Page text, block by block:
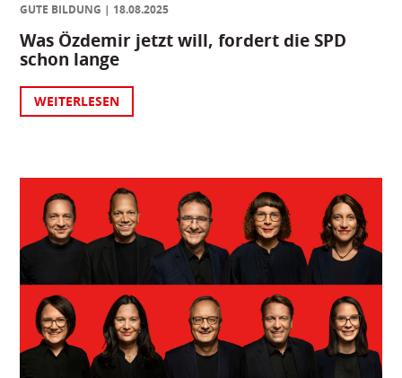
GUTE BILDUNG
18.08.2025
Was Özdemir jetzt will, fordert die SPD
schon lange
WEITERLESEN